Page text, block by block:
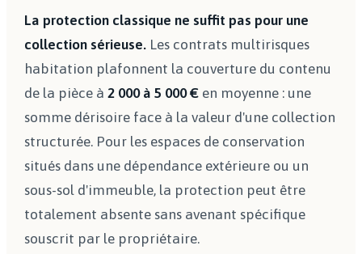
La protection classique ne suffit pas pour une
collection sérieuse. Les contrats multirisques
habitation plafonnent la couverture du contenu
de la pièce à 2 000 à 5 000 € en moyenne : une
somme dérisoire face à la valeur d'une collection
structurée. Pour les espaces de conservation
situés dans une dépendance extérieure ou un
sous-sol d'immeuble, la protection peut être
totalement absente sans avenant spécifique
souscrit par le propriétaire.